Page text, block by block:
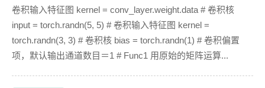
卷积输入特征图 kernel = conv_layer.weight.data # 卷积核
input = torch.randn(5, 5) # 卷积输入特征图 kernel =
torch.randn(3, 3) # 卷积核 bias = torch.randn(1) # 卷积偏置
项，默认输出通道数目＝1 # Func1 用原始的矩阵运算...